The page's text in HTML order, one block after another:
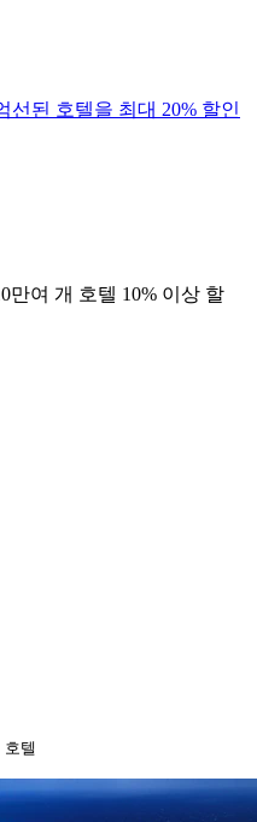
선된 호텔을 최대 20% 할인
만여 개 호텔 10% 이상 할
텔